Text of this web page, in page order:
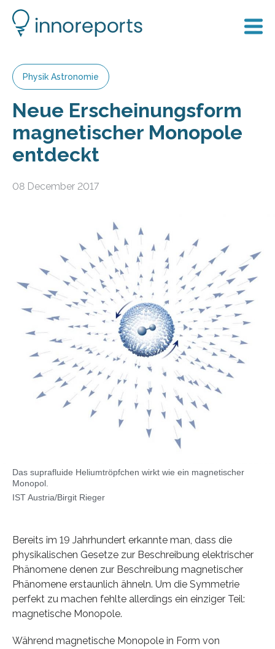
Physik Astronomie
Neue Erscheinungsform
magnetischer Monopole
entdeckt
08 December 2017
Das suprafluide Heliumtröpfchen wirkt wie ein magnetischer
Monopol.
IST Austria/Birgit Rieger
Bereits im 19 Jahrhundert erkannte man, dass die
physikalischen Gesetze zur Beschreibung elektrischer
Phänomene denen zur Beschreibung magnetischer
Phänomene erstaunlich ähneln. Um die Symmetrie
perfekt zu machen fehlte allerdings ein einziger Teil:
magnetische Monopole.
Während magnetische Monopole in Form von